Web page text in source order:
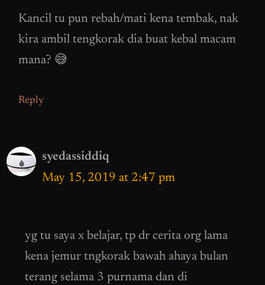
Kancil tu pun rebah/mati kena tembak, nak
kira ambil tengkorak dia buat kebal macam
mana? 😅
Reply
syedassiddiq
May 15, 2019 at 2:47 pm
yg tu saya x belajar, tp dr cerita org lama
kena jemur tngkorak bawah ahaya bulan
terang selama 3 purnama dan di